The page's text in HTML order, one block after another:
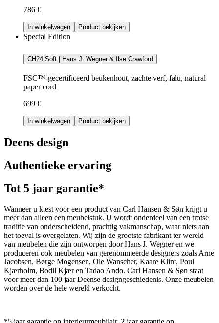
786 €
In winkelwagen Product bekijken
Special Edition
CH24 Soft | Hans J. Wegner & Ilse Crawford
FSC™-gecertificeerd beukenhout, zachte verf, falu, natural
paper cord
699 €
In winkelwagen Product bekijken
Deens design
Authentieke ervaring
Tot 5 jaar garantie*
Wanneer u kiest voor een product van Carl Hansen & Søn krijgt u
meer dan alleen een meubelstuk. U wordt onderdeel van een trotse
traditie van onderscheidend, prachtig vakmanschap, waar niets aan
het toeval is overgelaten. Wij zijn de grootste fabrikant ter wereld
van meubelen die zijn ontworpen door Hans J. Wegner en we
produceren ook meubelen van gerenommeerde designers zoals Arne
Jacobsen, Børge Mogensen, Ole Wanscher, Kaare Klint, Poul
Kjærholm, Bodil Kjær en Tadao Ando. Carl Hansen & Søn staat
voor meer dan 100 jaar Deense designgeschiedenis. Onze meubelen
worden over de hele wereld verkocht.
*5 jaar garantie op interieurmeubilair. 2 jaar garantie op